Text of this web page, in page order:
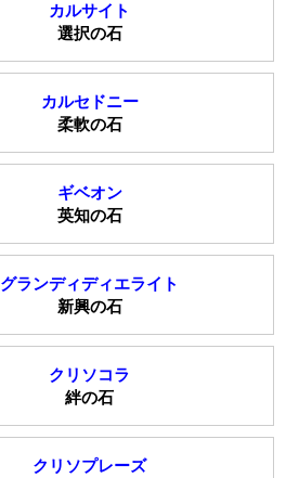
カルサイト
選択の石
カルセドニー
柔軟の石
ギベオン
英知の石
グランディディエライト
新興の石
クリソコラ
絆の石
クリソプレーズ